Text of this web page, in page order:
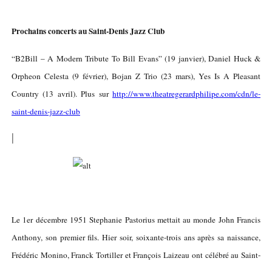
Prochains concerts au Saint-Denis Jazz Club
“B2Bill – A Modern Tribute To Bill Evans” (19 janvier), Daniel Huck &
Orpheon Celesta (9 février), Bojan Z Trio (23 mars), Yes Is A Pleasant
Country (13 avril). Plus sur http://www.theatregerardphilipe.com/cdn/le-
saint-denis-jazz-club
Le 1er décembre 1951 Stephanie Pastorius mettait au monde John Francis
Anthony, son premier fils. Hier soir, soixante-trois ans après sa naissance,
Frédéric Monino, Franck Tortiller et François Laizeau ont célébré au Saint-